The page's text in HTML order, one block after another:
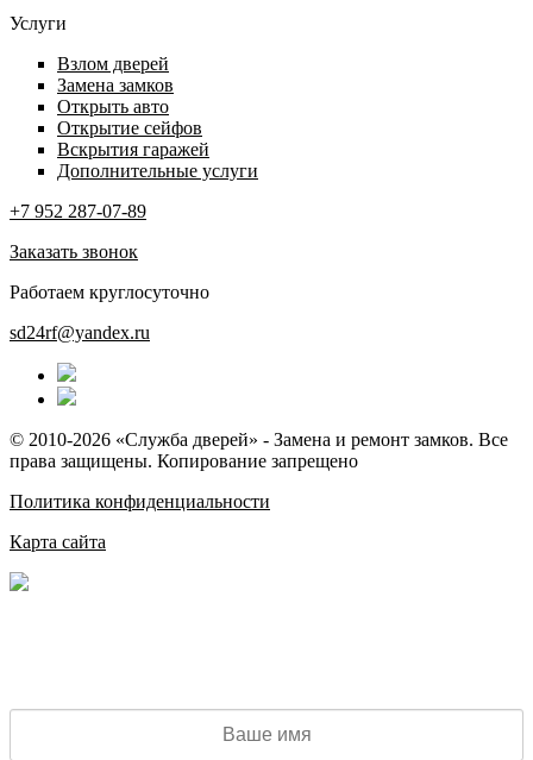
Услуги
Взлом дверей
Замена замков
Открыть авто
Открытие сейфов
Вскрытия гаражей
Дополнительные услуги
+7 952 287-07-89
Заказать звонок
Работаем круглосуточно
sd24rf@yandex.ru
© 2010-2026 «Служба дверей» - Замена и ремонт замков. Все
права защищены. Копирование запрещено
Политика конфиденциальности
Карта сайта